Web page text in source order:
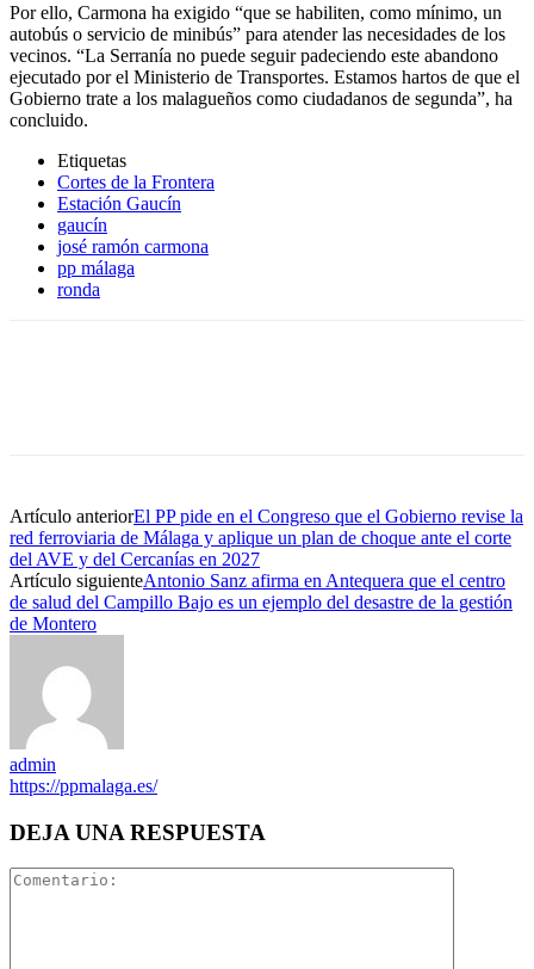
Por ello, Carmona ha exigido “que se habiliten, como mínimo, un
autobús o servicio de minibús” para atender las necesidades de los
vecinos. “La Serranía no puede seguir padeciendo este abandono
ejecutado por el Ministerio de Transportes. Estamos hartos de que el
Gobierno trate a los malagueños como ciudadanos de segunda”, ha
concluido.
Etiquetas
Cortes de la Frontera
Estación Gaucín
gaucín
josé ramón carmona
pp málaga
ronda
Artículo anteriorEl PP pide en el Congreso que el Gobierno revise la
red ferroviaria de Málaga y aplique un plan de choque ante el corte
del AVE y del Cercanías en 2027
Artículo siguienteAntonio Sanz afirma en Antequera que el centro
de salud del Campillo Bajo es un ejemplo del desastre de la gestión
de Montero
admin
https://ppmalaga.es/
DEJA UNA RESPUESTA